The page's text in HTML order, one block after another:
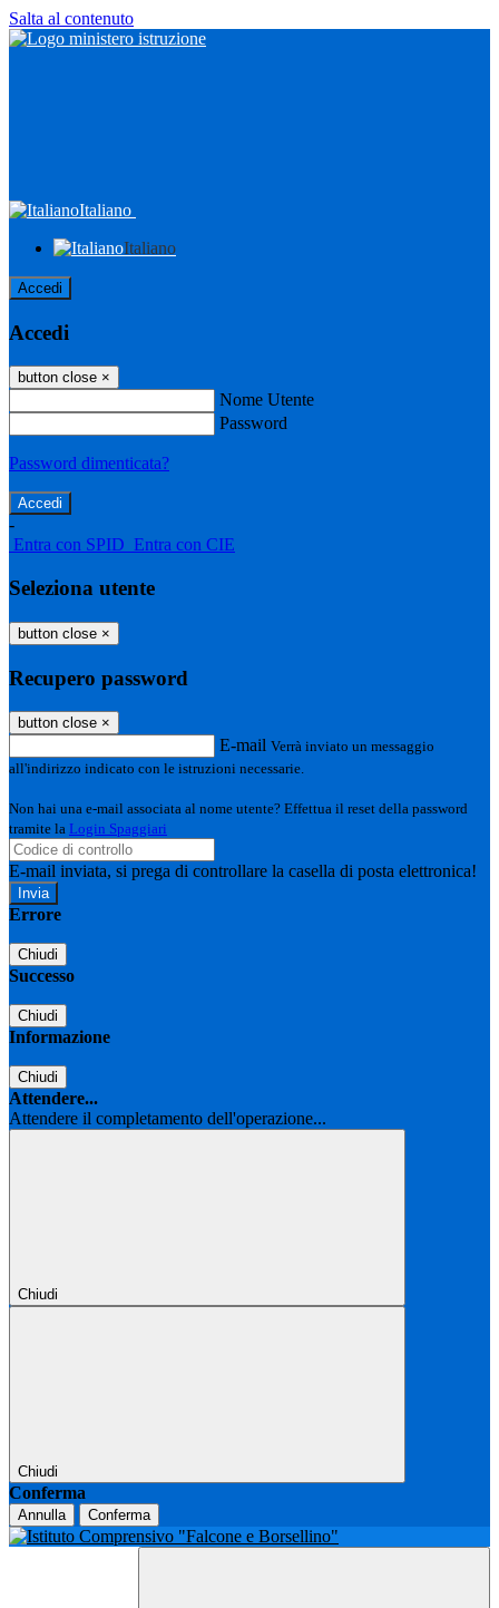
Salta al contenuto
Italiano
Italiano
Accedi
Accedi
button close ×
Nome Utente
Password
Password dimenticata?
-
Entra con SPID Entra con CIE
Seleziona utente
button close ×
Recupero password
button close ×
E-mail Verrà inviato un messaggio
all'indirizzo indicato con le istruzioni necessarie.
Non hai una e-mail associata al nome utente? Effettua il reset della password
tramite la Login Spaggiari
E-mail inviata, si prega di controllare la casella di posta elettronica!
Errore
Chiudi
Successo
Chiudi
Informazione
Chiudi
Attendere...
Attendere il completamento dell'operazione...
Chiudi
Chiudi
Conferma
Annulla Conferma